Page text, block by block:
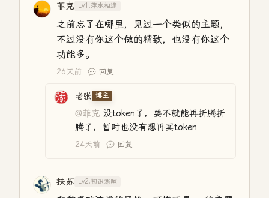
菲克 Lv1.萍水相逢
之前忘了在哪里，见过一个类似的主题，
不过没有你这个做的精致，也没有你这个
功能多。
26天前 回复
老张 博主
@菲克 没token了，要不就能再折腾折
腾了，暂时也没有想再买token
24天前 回复
扶苏 Lv2.初识寒暄